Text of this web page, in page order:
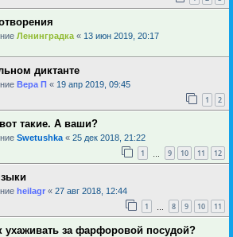
Ленинградка « 13 июн 2019, 20:17
диктанте
Вера П « 19 апр 2019, 09:45
1 2
такие. А ваши?
Swetushka « 25 дек 2018, 21:22
1 9 10 11 12
heilagr « 27 авг 2018, 12:44
1 8 9 10 11
ухаживать за фарфоровой посудой?